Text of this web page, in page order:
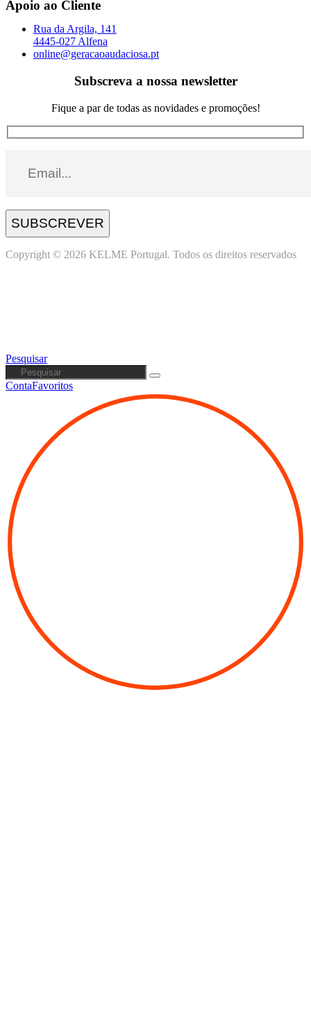
Apoio ao Cliente
Rua da Argila, 141
4445-027 Alfena
online@geracaoaudaciosa.pt
Subscreva a nossa newsletter
Fique a par de todas as novidades e promoções!
SUBSCREVER
Copyright © 2026 KELME Portugal. Todos os direitos reservados
Pesquisar
ContaFavoritos